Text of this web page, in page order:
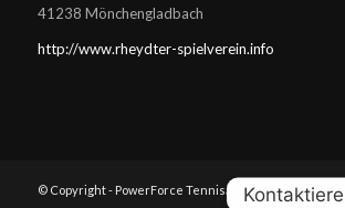
41238 Mönchengladbach
http://www.rheydter-spielverein.info
© Copyright - PowerForce Tennisacademy